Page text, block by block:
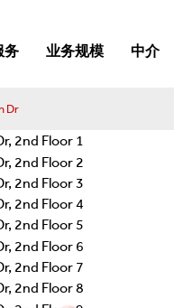
务 业务规模 中介
Dr